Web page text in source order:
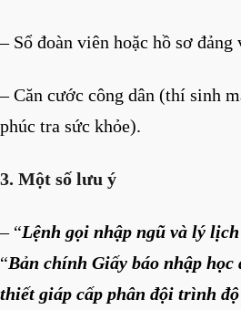
– Sổ đoàn viên hoặc hồ sơ đảng
– Căn cước công dân (thí sinh
phúc tra sức khỏe).
3. Một số lưu ý
– “Lệnh gọi nhập ngũ và lý
“Bản chính Giấy báo nhập học
thiết giáp cấp phân đội trình